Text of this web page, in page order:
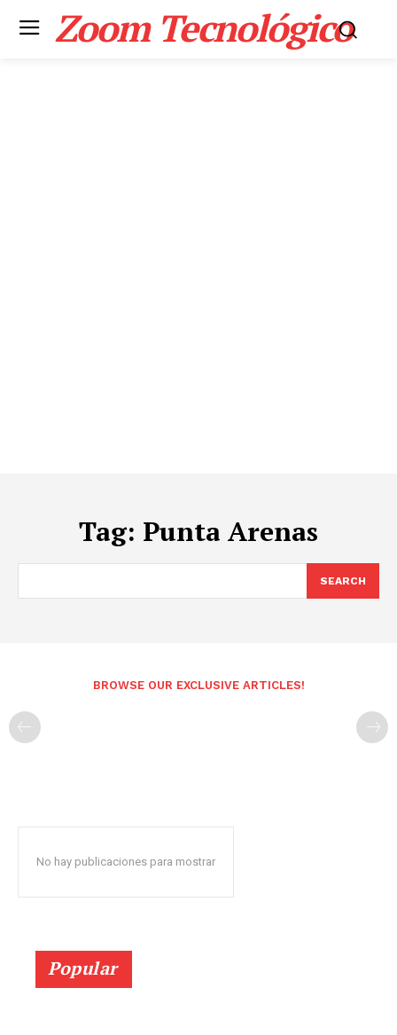
Zoom Tecnológico
Tag: Punta Arenas
SEARCH
BROWSE OUR EXCLUSIVE ARTICLES!
No hay publicaciones para mostrar
Popular